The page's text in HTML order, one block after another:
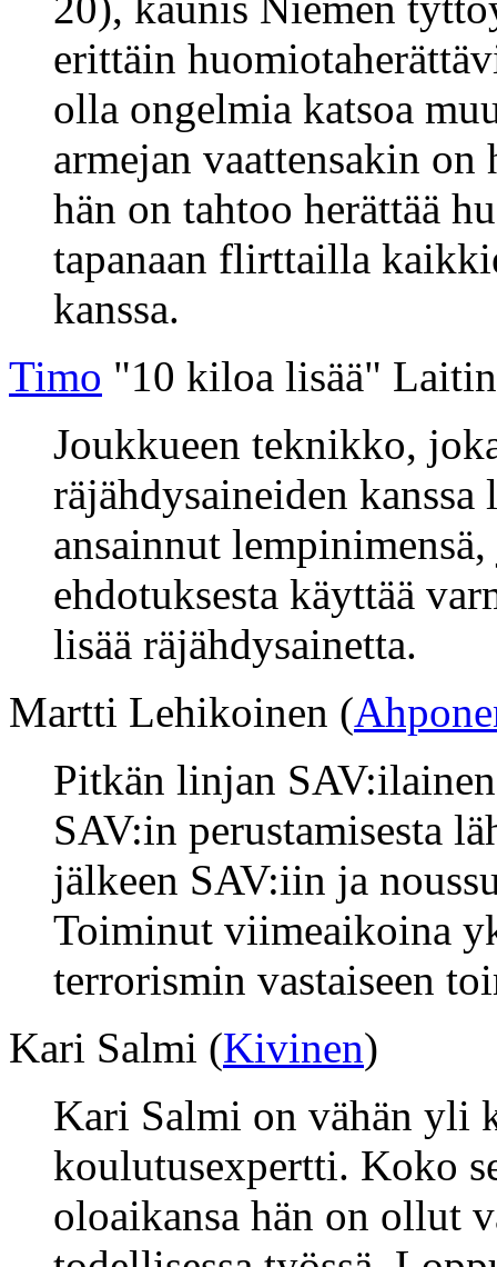
erittäin
olla ongelmia katsoa
armejan vaattensakin
hän on tahtoo herättää
tapanaan flirttailla
kanssa.
Timo "10 kiloa lisää"
Joukkueen teknikko,
räjähdysaineiden
ansainnut
ehdotuksesta käyttää
lisää räjähdysainetta.
Martti Lehikoinen (
Pitkän linjan
SAV:in perustamisesta
jälkeen SAV:iin ja
Toiminut viimeaikoina
terrorismin vastaiseen
Kari Salmi (Kivinen)
Kari Salmi on vähän yli
koulutusexpertti. Koko
oloaikansa hän on ollut